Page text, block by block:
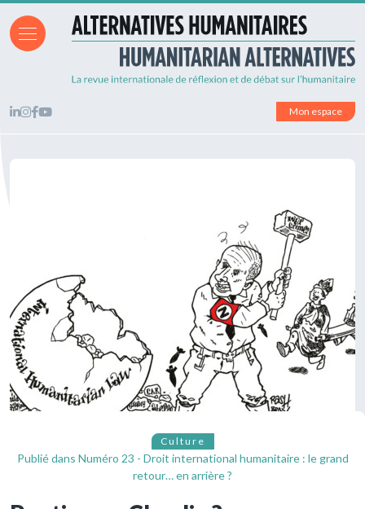
Mon espace
Culture
Publié dans Numéro 23 - Droit international humanitaire : le grand
retour… en arrière ?